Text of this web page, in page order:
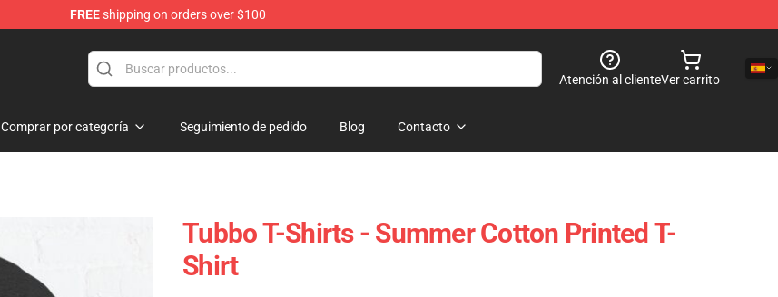
FREEshipping on orders over $100
Atención al clienteVer carrito
Comprar por categoría Seguimiento de pedido Blog Contacto
Tubbo T-Shirts - Summer Cotton Printed T-
Shirt